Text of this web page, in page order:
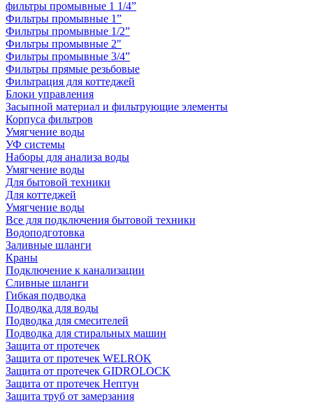
фильтры промывные 1 1/4”
Фильтры промывные 1”
Фильтры промывные 1/2”
Фильтры промывные 2"
Фильтры промывные 3/4”
Фильтры прямые резьбовые
Фильтрация для коттеджей
Блоки управления
Засыпной материал и фильтрующие элементы
Корпуса фильтров
Умягчение воды
УФ системы
Наборы для анализа воды
Умягчение воды
Для бытовой техники
Для коттеджей
Умягчение воды
Все для подключения бытовой техники
Водоподготовка
Заливные шланги
Краны
Подключение к канализации
Сливные шланги
Гибкая подводка
Подводка для воды
Подводка для смесителей
Подводка для стиральных машин
Защита от протечек
Защита от протечек WELROK
Защита от протечек GIDROLOCK
Защита от протечек Нептун
Защита труб от замерзания